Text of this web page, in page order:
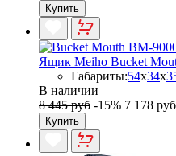
Купить
Ящик Meiho Bucket
Габариты:54x34x
В наличии
8 445 руб -15% 7 178 руб
Купить